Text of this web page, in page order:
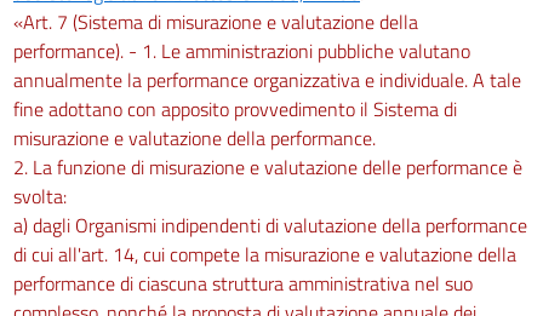
«Art. 7 (Sistema di misurazione e valutazione della
performance). - 1. Le amministrazioni pubbliche valutano
annualmente la performance organizzativa e individuale. A tale
fine adottano con apposito provvedimento il Sistema di
misurazione e valutazione della performance.
2. La funzione di misurazione e valutazione delle performance è
svolta:
a) dagli Organismi indipendenti di valutazione della performance
di cui all'art. 14, cui compete la misurazione e valutazione della
performance di ciascuna struttura amministrativa nel suo